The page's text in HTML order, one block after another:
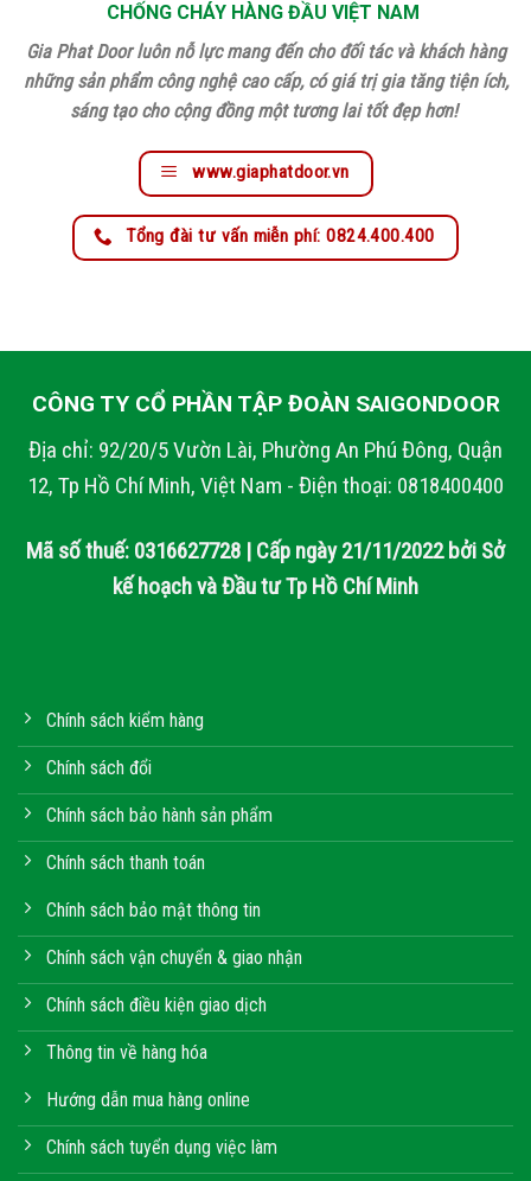
CHỐNG CHÁY HÀNG ĐẦU VIỆT NAM
Gia Phat Door luôn nỗ lực mang đến cho đối tác và khách hàng
những sản phẩm công nghệ cao cấp, có giá trị gia tăng tiện ích,
sáng tạo cho cộng đồng một tương lai tốt đẹp hơn!
www.giaphatdoor.vn
Tổng đài tư vấn miễn phí: 0824.400.400
CÔNG TY CỔ PHẦN TẬP ĐOÀN SAIGONDOOR
Địa chỉ: 92/20/5 Vườn Lài, Phường An Phú Đông, Quận
12, Tp Hồ Chí Minh, Việt Nam - Điện thoại: 0818400400
Mã số thuế: 0316627728 | Cấp ngày 21/11/2022 bởi Sở
kế hoạch và Đầu tư Tp Hồ Chí Minh
Chính sách kiểm hàng
Chính sách đổi
Chính sách bảo hành sản phẩm
Chính sách thanh toán
Chính sách bảo mật thông tin
Chính sách vận chuyển & giao nhận
Chính sách điều kiện giao dịch
Thông tin về hàng hóa
Hướng dẫn mua hàng online
Chính sách tuyển dụng việc làm